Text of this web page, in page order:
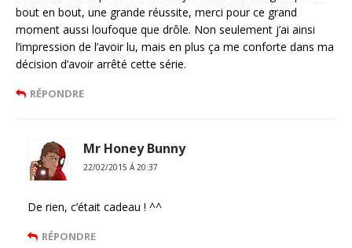
bout en bout, une grande réussite, merci pour ce grand
moment aussi loufoque que drôle. Non seulement j’ai ainsi
l’impression de l’avoir lu, mais en plus ça me conforte dans ma
décision d’avoir arrêté cette série.
RÉPONDRE
Mr Honey Bunny
22/02/2015 Á 20:37
De rien, c’était cadeau ! ^^
RÉPONDRE